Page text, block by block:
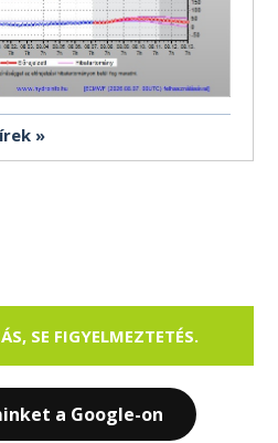
SE FIGYELMEZTETÉS.
a Google-on